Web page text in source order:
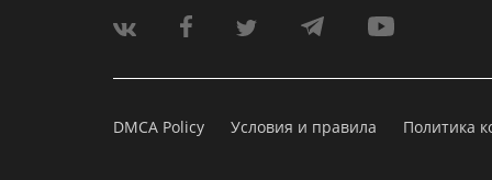
DMCA Policy Условия и правила Политика